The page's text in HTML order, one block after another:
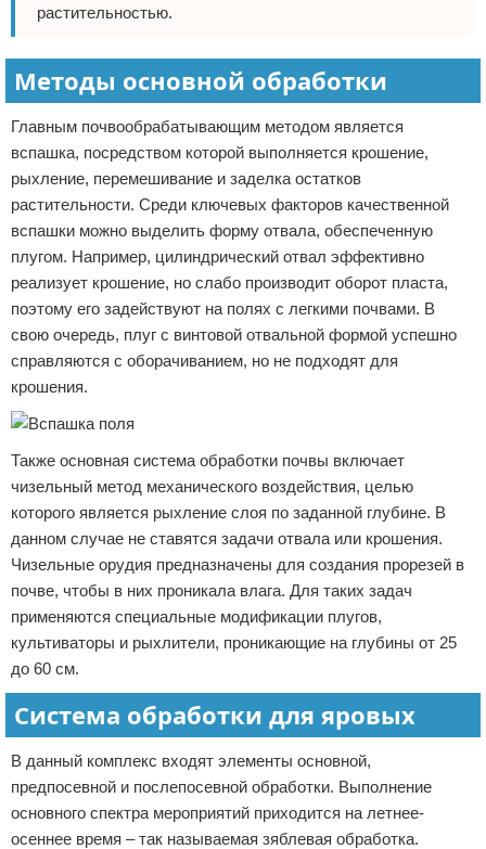
растительностью.
Методы основной обработки
Главным почвообрабатывающим методом является
вспашка, посредством которой выполняется крошение,
рыхление, перемешивание и заделка остатков
растительности. Среди ключевых факторов качественной
вспашки можно выделить форму отвала, обеспеченную
плугом. Например, цилиндрический отвал эффективно
реализует крошение, но слабо производит оборот пласта,
поэтому его задействуют на полях с легкими почвами. В
свою очередь, плуг с винтовой отвальной формой успешно
справляются с оборачиванием, но не подходят для
крошения.
Также основная система обработки почвы включает
чизельный метод механического воздействия, целью
которого является рыхление слоя по заданной глубине. В
данном случае не ставятся задачи отвала или крошения.
Чизельные орудия предназначены для создания прорезей в
почве, чтобы в них проникала влага. Для таких задач
применяются специальные модификации плугов,
культиваторы и рыхлители, проникающие на глубины от 25
до 60 см.
Система обработки для яровых
В данный комплекс входят элементы основной,
предпосевной и послепосевной обработки. Выполнение
основного спектра мероприятий приходится на летнее-
осеннее время – так называемая зяблевая обработка.